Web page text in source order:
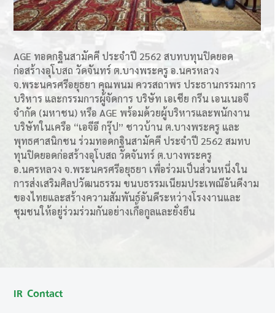
AGE ทอดกฐินสามัคคี ประจำปี 2562 สบทบทุนปิดยอด
ก่อสร้างอุโบสถ วัดจันทร์ ต.บางพระครู อ.นครหลวง
จ.พระนครศรีอยุธยา คุณพนม ควรสถาพร ประธานกรรมการ
บริหาร และกรรมการผู้จัดการ บริษัท เอเชีย กรีน เอนเนอจี
จำกัด (มหาชน) หรือ AGE พร้อมด้วยผู้บริหารและพนักงาน
บริษัทในเครือ “เอจีอี กรุ๊ป” ชาวบ้าน ต.บางพระครู และ
พุทธศาสนิกชน ร่วมทอดกฐินสามัคคี ประจำปี 2562 สมทบ
ทุนปิดยอดก่อสร้างอุโบสถ วัดจันทร์ ต.บางพระครู
อ.นครหลวง จ.พระนครศรีอยุธยา เพื่อร่วมเป็นส่วนหนึ่งใน
การส่งเสริมศิลปวัฒนธรรม ขนบธรรมเนียมประเพณีอันดีงาม
ของไทยและสร้างความสัมพันธ์อันดีระหว่างโรงงานและ
ชุมชนให้อยู่ร่วมร่วมกันอย่างเกื้อกูลและยั่งยืน
IR Contact